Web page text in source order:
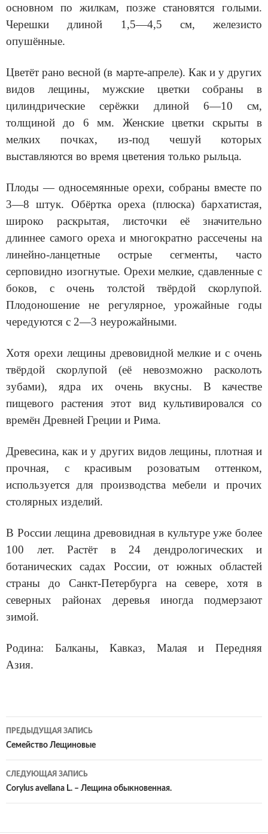
основном по жилкам, позже становятся голыми.
Черешки длиной 1,5—4,5 см, железисто
опушённые.
Цветёт рано весной (в марте-апреле). Как и у других
видов лещины, мужские цветки собраны в
цилиндрические серёжки длиной 6—10 см,
толщиной до 6 мм. Женские цветки скрыты в
мелких почках, из-под чешуй которых
выставляются во время цветения только рыльца.
Плоды — односемянные орехи, собраны вместе по
3—8 штук. Обёртка ореха (плюска) бархатистая,
широко раскрытая, листочки её значительно
длиннее самого ореха и многократно рассечены на
линейно-ланцетные острые сегменты, часто
серповидно изогнутые. Орехи мелкие, сдавленные с
боков, с очень толстой твёрдой скорлупой.
Плодоношение не регулярное, урожайные годы
чередуются с 2—3 неурожайными.
Хотя орехи лещины древовидной мелкие и с очень
твёрдой скорлупой (её невозможно расколоть
зубами), ядра их очень вкусны. В качестве
пищевого растения этот вид культивировался со
времён Древней Греции и Рима.
Древесина, как и у других видов лещины, плотная и
прочная, с красивым розоватым оттенком,
используется для производства мебели и прочих
столярных изделий.
В России лещина древовидная в культуре уже более
100 лет. Растёт в 24 дендрологических и
ботанических садах России, от южных областей
страны до Санкт-Петербурга на севере, хотя в
северных районах деревья иногда подмерзают
зимой.
Родина: Балканы, Кавказ, Малая и Передняя
Азия.
Навигация
по
записям
ПРЕДЫДУЩАЯ ЗАПИСЬ
Семейство Лещиновые
СЛЕДУЮЩАЯ ЗАПИСЬ
Corylus avellana L. – Лещина обыкновенная.